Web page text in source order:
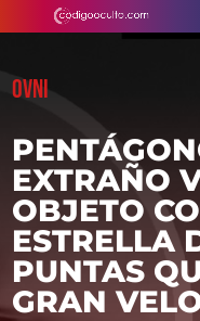
OVNI
EXTRAÑO
OBJETO
ESTRELLA
PUNTAS
GRAN